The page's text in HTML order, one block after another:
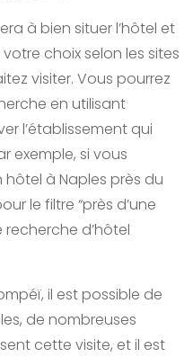
à bien situer l’hôtel et
choix selon les sites
visiter. Vous pourrez
en utilisant
l’établissement qui
exemple, si vous
à Naples près du
le filtre “près d’une
d’hôtel
il est possible de
de nombreuses
cette visite, et il est